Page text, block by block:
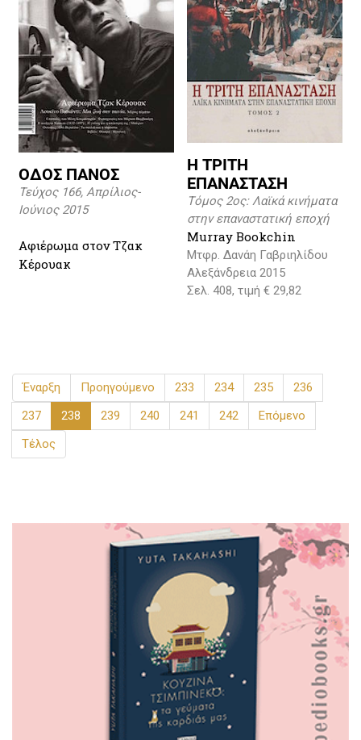
ΟΔΟΣ ΠΑΝΟΣ
Τεύχος 166, Απρίλιος-
Ιούνιος 2015
Αφιέρωμα στον Τζακ
Κέρουακ
Η ΤΡΙΤΗ
ΕΠΑΝΑΣΤΑΣΗ
Τόμος 2ος: Λαϊκά κινήματα
στην επαναστατική εποχή
Murray Bookchin
Μτφρ. Δανάη Γαβριηλίδου
Αλεξάνδρεια 2015
Σελ. 408, τιμή € 29,82
Έναρξη Προηγούμενο 233 234 235
236
237
238 239 240 241 242
Επόμενο
Τέλος